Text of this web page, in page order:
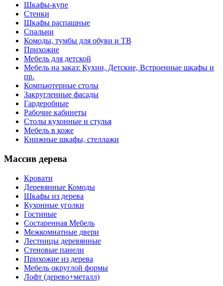
Шкафы-купе
Стенки
Шкафы распашные
Спальни
Комоды, тумбы для обуви и ТВ
Прихожие
Мебель для детской
Мебель на заказ: Кухни, Детские, Встроенные шкафы и
пр.
Компьютерные столы
Закругленные фасады
Гардеробные
Рабочие кабинеты
Столы кухонные и стулья
Мебель в коже
Книжные шкафы, стеллажи
Массив дерева
Кровати
Деревянные Комоды
Шкафы из дерева
Кухонные уголки
Гостиные
Состаренная Мебель
Межкомнатные двери
Лестницы деревянные
Стеновые панели
Прихожие из дерева
Мебель округлой формы
Лофт (дерево+металл)